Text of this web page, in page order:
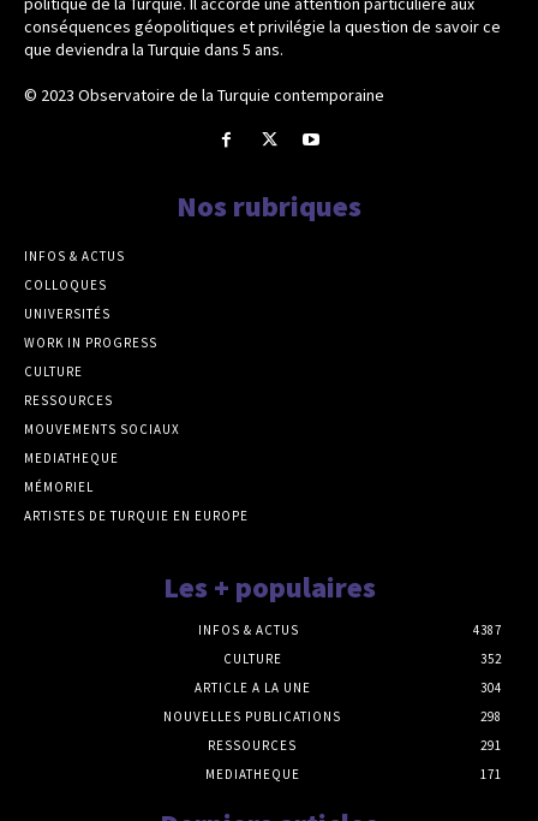
conséquences géopolitiques et privilégie la question de savoir ce
que deviendra la Turquie dans 5 ans.
© 2023 Observatoire de la Turquie contemporaine
Nos rubriques
INFOS & ACTUS
COLLOQUES
UNIVERSITÉS
WORK IN PROGRESS
CULTURE
RESSOURCES
MOUVEMENTS SOCIAUX
MEDIATHEQUE
MÉMORIEL
ARTISTES DE TURQUIE EN EUROPE
Les + populaires
INFOS & ACTUS
4387
CULTURE
352
ARTICLE A LA UNE
304
NOUVELLES PUBLICATIONS
298
RESSOURCES
291
MEDIATHEQUE
171